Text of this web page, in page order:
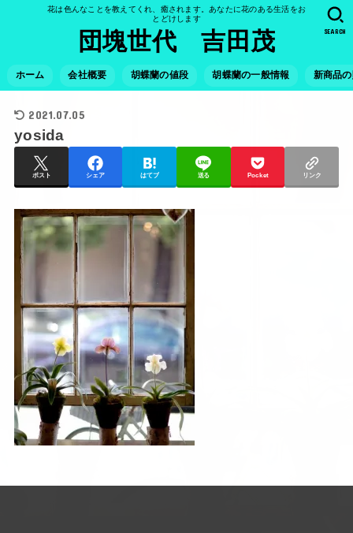
花は色んなことを教えてくれ、癒されます。あなたに花のある生活をお
とどけします
団塊世代 吉田茂
ホーム 会社概要 胡蝶蘭の値段 胡蝶蘭の一般情報 新商品
SEARCH
2021.07.05
yosida
ポスト シェア はてブ 送る Pocket リンク